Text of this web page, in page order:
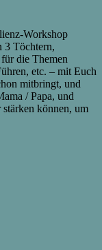
Workshop
3 Töchtern,
die Themen
etc. – mit Euch
mitbringt, und
/ Papa, und
können, um